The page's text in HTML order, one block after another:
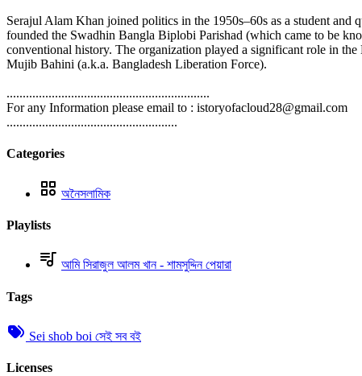
Serajul Alam Khan joined politics in the 1950s–60s as a student
founded the Swadhin Bangla Biplobi Parishad (which came to be
conventional history. The organization played a significant role in
Mujib Bahini (a.k.a. Bangladesh Liberation Force).
...............................................................
For any Information please email to : istoryofacloud28@gmail.com
.....................................................
Categories
অনৈসলামিক
Playlists
আমি সিরাজুল আলম খান - শামসুদ্দিন পেয়ারা
Tags
Sei shob boi সেই সব বই
Licenses